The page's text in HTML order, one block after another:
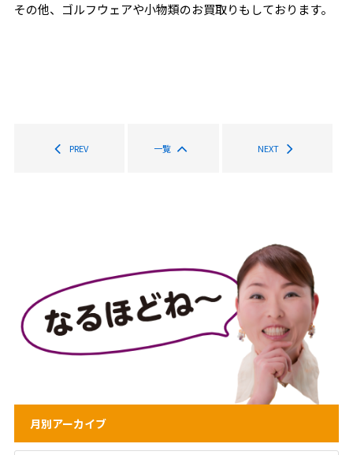
その他、ゴルフウェアや小物類のお買取りもしております。
PREV 一覧 NEXT
月別アーカイブ